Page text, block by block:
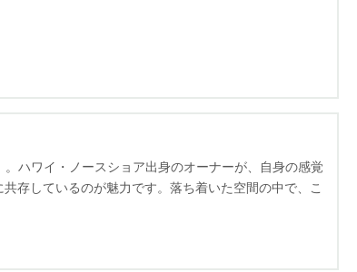
ハワイ・ノースショア出身のオーナーが、自身の感覚
存しているのが魅力です。落ち着いた空間の中で、こ